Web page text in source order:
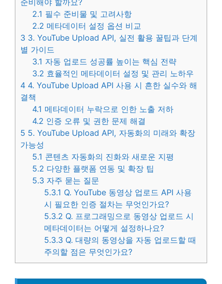
준비해야 할까요?
2.1 필수 준비물 및 고려사항
2.2 메타데이터 설정 옵션 비교
3 3. YouTube Upload API, 실전 활용 꿀팁과 단계
별 가이드
3.1 자동 업로드 성공률 높이는 핵심 전략
3.2 효율적인 메타데이터 설정 및 관리 노하우
4 4. YouTube Upload API 사용 시 흔한 실수와 해
결책
4.1 메타데이터 누락으로 인한 노출 저하
4.2 인증 오류 및 권한 문제 해결
5 5. YouTube Upload API, 자동화의 미래와 확장
가능성
5.1 콘텐츠 자동화의 진화와 새로운 지평
5.2 다양한 플랫폼 연동 및 확장 팁
5.3 자주 묻는 질문
5.3.1 Q. YouTube 동영상 업로드 API 사용
시 필요한 인증 절차는 무엇인가요?
5.3.2 Q. 프로그래밍으로 동영상 업로드 시
메타데이터는 어떻게 설정하나요?
5.3.3 Q. 대량의 동영상을 자동 업로드할 때
주의할 점은 무엇인가요?